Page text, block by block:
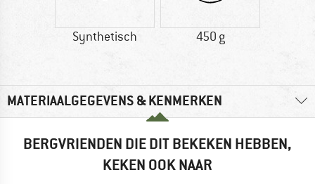
Synthetisch 450 g
MATERIAALGEGEVENS & KENMERKEN
BERGVRIENDEN DIE DIT BEKEKEN HEBBEN,
KEKEN OOK NAAR